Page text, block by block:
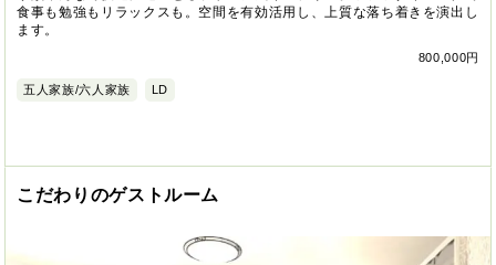
食事も勉強もリラックスも。空間を有効活用し、上質な落ち着きを演出し
ます。
800,000円
五人家族/六人家族 LD
こだわりのゲストルーム